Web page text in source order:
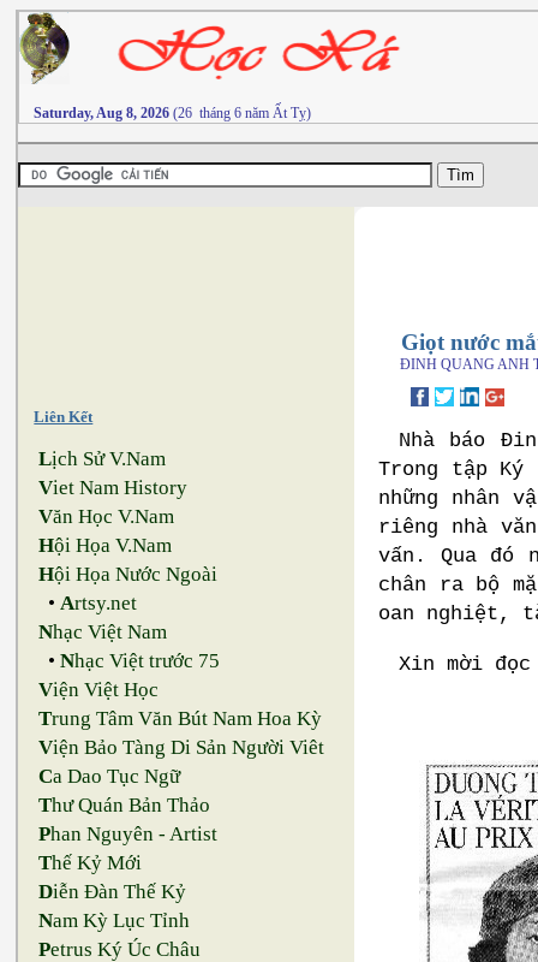
Saturday, Aug 8, 2026 (26 tháng 6 năm Ất Tỵ)
Liên Kết
Lịch Sử V.Nam
Viet Nam History
Văn Học V.Nam
Hội Họa V.Nam
Hội Họa Nước Ngoài
•Artsy.net
Nhạc Việt Nam
•Nhạc Việt trước 75
Viện Việt Học
Trung Tâm Văn Bút Nam Hoa Kỳ
Viện Bảo Tàng Di Sản Người Viêt
Ca Dao Tục Ngữ
Thư Quán Bản Thảo
Phan Nguyên - Artist
Thế Kỷ Mới
Diễn Đàn Thế Kỷ
Nam Kỳ Lục Tỉnh
Petrus Ký Úc Châu
Giọt nước
ĐINH QUANG ANH
Nhà báo
Trong tập
những nhân
riêng nhà
vấn. Qua đó
chân ra bộ
oan nghiệt,
Xin mời